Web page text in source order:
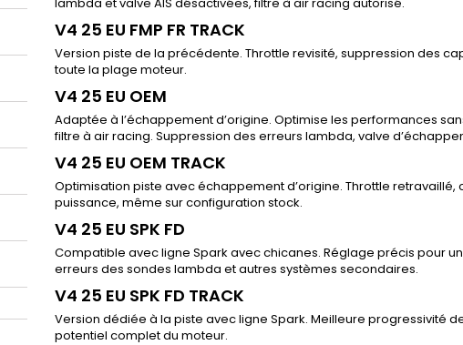
V4 25 EU FMP FR TRACK
Version piste de la précédente. Throttle revisité, suppression des
toute la plage moteur.
V4 25 EU OEM
Adaptée à l’échappement d’origine. Optimise les performances
filtre à air racing. Suppression des erreurs lambda, valve
V4 25 EU OEM TRACK
Optimisation piste avec échappement d’origine. Throttle
puissance, même sur configuration stock.
V4 25 EU SPK FD
Compatible avec ligne Spark avec chicanes. Réglage précis pour
erreurs des sondes lambda et autres systèmes secondaires.
V4 25 EU SPK FD TRACK
Version dédiée à la piste avec ligne Spark. Meilleure progressivité
potentiel complet du moteur.